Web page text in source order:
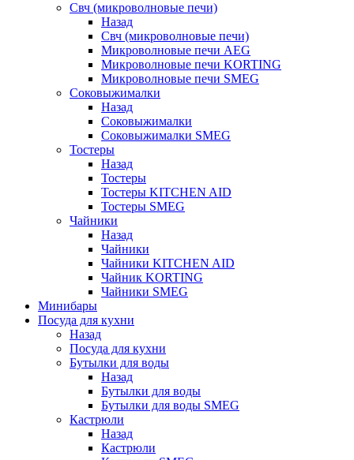
Свч (микроволновые печи)
Назад
Свч (микроволновые печи)
Микроволновые печи AEG
Микроволновые печи KORTING
Микроволновые печи SMEG
Соковыжималки
Назад
Соковыжималки
Соковыжималки SMEG
Тостеры
Назад
Тостеры
Тостеры KITCHEN AID
Тостеры SMEG
Чайники
Назад
Чайники
Чайники KITCHEN AID
Чайник KORTING
Чайники SMEG
Минибары
Посуда для кухни
Назад
Посуда для кухни
Бутылки для воды
Назад
Бутылки для воды
Бутылки для воды SMEG
Кастрюли
Назад
Кастрюли